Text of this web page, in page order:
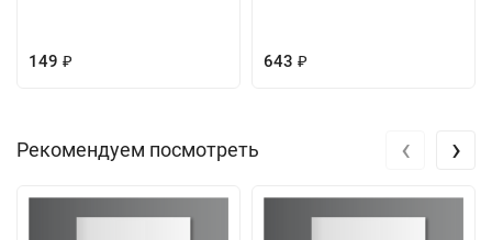
149 ₽ 643 ₽
Рекомендуем посмотреть ‹ ›